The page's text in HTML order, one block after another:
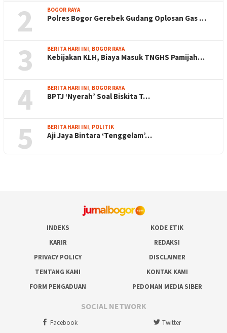
2 BOGOR RAYA
Polres Bogor Gerebek Gudang Oplosan Gas …
3 BERITA HARI INI BOGOR RAYA
Kebijakan KLH, Biaya Masuk TNGHS Pamijah…
4 BERITA HARI INI BOGOR RAYA
BPTJ ‘Nyerah’ Soal Biskita T…
5 BERITA HARI INI POLITIK
Aji Jaya Bintara ‘Tenggelam’…
INDEKS
KODE ETIK
KARIR
REDAKSI
PRIVACY POLICY
DISCLAIMER
TENTANG KAMI
KONTAK KAMI
FORM PENGADUAN
PEDOMAN MEDIA SIBER
SOCIAL NETWORK
Facebook Twitter